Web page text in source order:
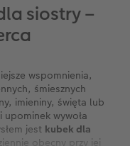
siostry –
wspomnienia,
śmiesznych
imieniny, święta lub
wywoła
jest kubek dla
obecny przy jej